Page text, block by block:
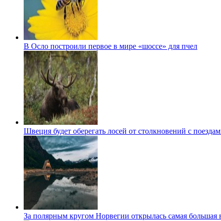
В Осло построили первое в мире «шоссе» для пчел
Швеция будет оберегать лосей от столкновений с
За полярным кругом Норвегии открылась самая большая